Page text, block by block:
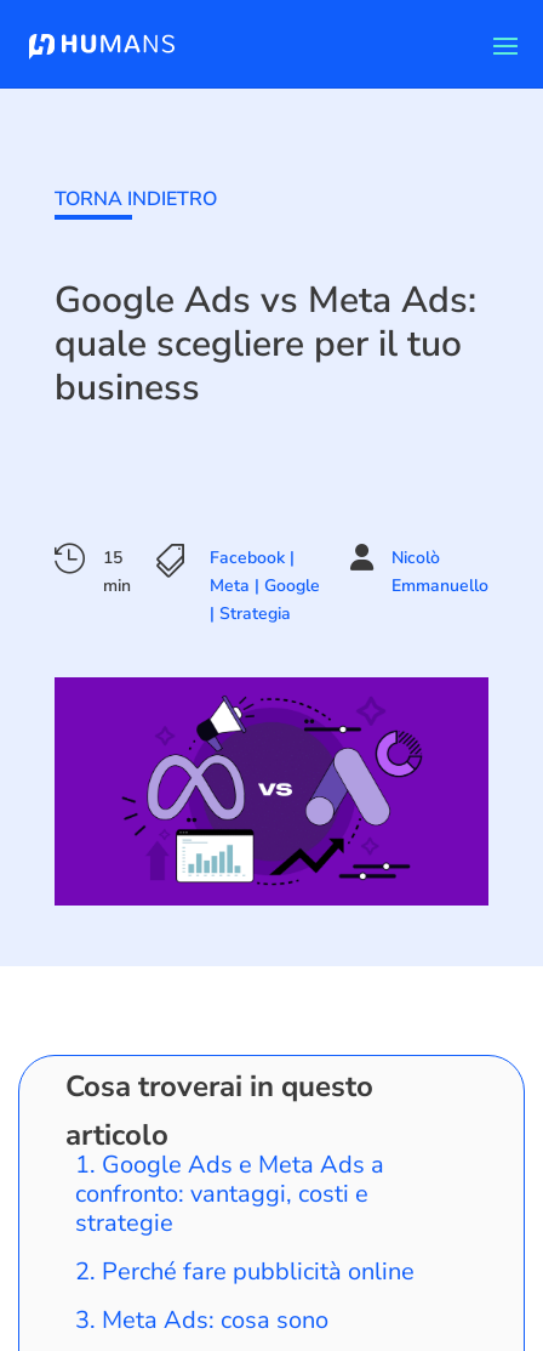
TORNA INDIETRO
Google Ads vs Meta Ads:
quale scegliere per il tuo
business

15
min

Facebook |
Meta | Google
| Strategia

Nicolò
Emmanuello
Cosa troverai in questo
articolo
Google Ads e Meta Ads a
confronto: vantaggi, costi e
strategie
Perché fare pubblicità online
Meta Ads: cosa sono